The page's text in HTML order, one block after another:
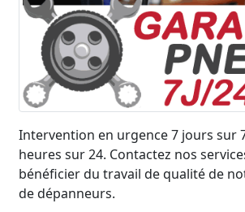
Intervention en urgence 7 jours sur
heures sur 24. Contactez nos
bénéficier du travail de qualité de
de dépanneurs.